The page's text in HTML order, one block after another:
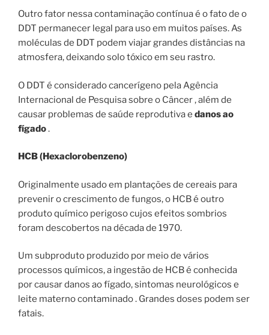
Outro fator nessa contaminação contínua é o fato de o
DDT permanecer legal para uso em muitos países. As
moléculas de DDT podem viajar grandes distâncias na
atmosfera, deixando solo tóxico em seu rastro.
O DDT é considerado cancerígeno pela Agência
Internacional de Pesquisa sobre o Câncer , além de
causar problemas de saúde reprodutiva e danos ao
fígado.
HCB (Hexaclorobenzeno)
Originalmente usado em plantações de cereais para
prevenir o crescimento de fungos, o HCB é outro
produto químico perigoso cujos efeitos sombrios
foram descobertos na década de 1970.
Um subproduto produzido por meio de vários
processos químicos, a ingestão de HCB é conhecida
por causar danos ao fígado, sintomas neurológicos e
leite materno contaminado . Grandes doses podem ser
fatais.